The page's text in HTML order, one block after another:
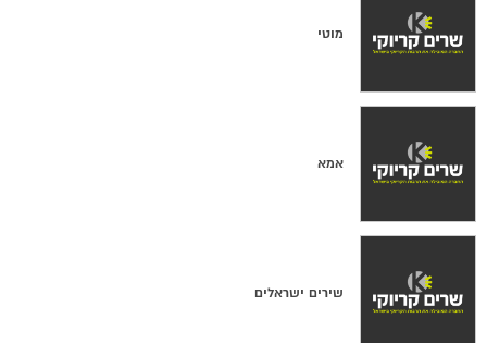
מוטי
אמא
שירים ישראלים